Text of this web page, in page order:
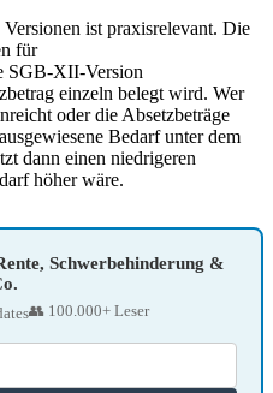
ist praxisrelevant. Die
für
SGB‑XII‑Version
einzeln belegt wird. Wer
oder die Absetzbeträge
Bedarf unter dem
dann einen niedrigeren
höher wäre.
Schwerbehinderung &
👥 100.000+ Leser